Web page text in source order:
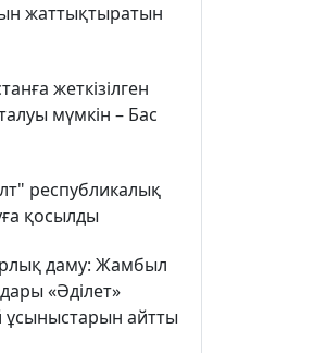
жаттықтыратын
жеткізілген
мүмкін – Бас
республикалық
қосылды
даму: Жамбыл
«Әділет»
ұсыныстарын айтты